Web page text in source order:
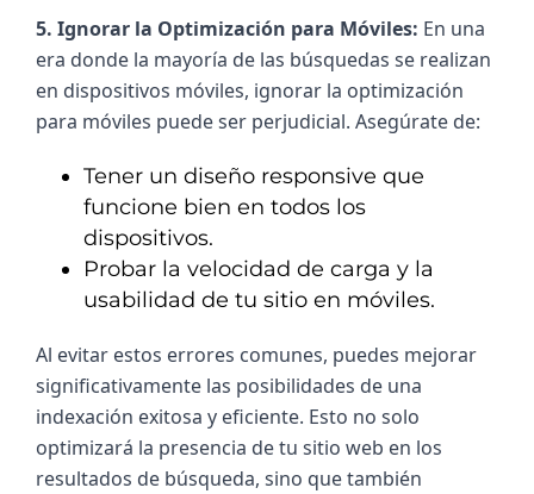
5. Ignorar la Optimización para Móviles: En una
era donde la mayoría de las búsquedas se realizan
en dispositivos móviles, ignorar la optimización
para móviles puede ser perjudicial. Asegúrate de:
Tener un diseño responsive que
funcione bien en todos los
dispositivos.
Probar la velocidad de carga y la
usabilidad de tu sitio en móviles.
Al evitar estos errores comunes, puedes mejorar
significativamente las posibilidades de una
indexación exitosa y eficiente. Esto no solo
optimizará la presencia de tu sitio web en los
resultados de búsqueda, sino que también